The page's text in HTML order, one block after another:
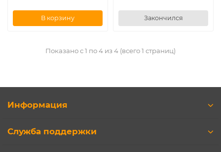
В корзину Закончился
Показано с 1 по 4 из 4 (всего 1 страниц)
Информация
Служба поддержки